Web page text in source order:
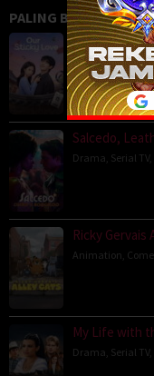
PALING BANYAK
Our Sticky
BOX OFFICE,
Salcedo,
Drama Serial TV,
Ricky Gervais
Animation
My Life with
Drama Serial TV,